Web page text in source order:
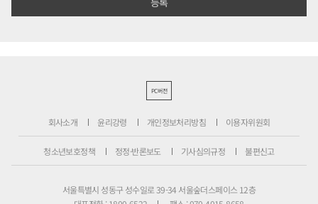
PC버전
회사소개 윤리강령 개인정보처리방침 이용자위원회
청소년보호정책 정정·반론보도 기사심의규정 불편신고
서울특별시 성동구 성수일로 39-34 서울숲더스페이스 12층